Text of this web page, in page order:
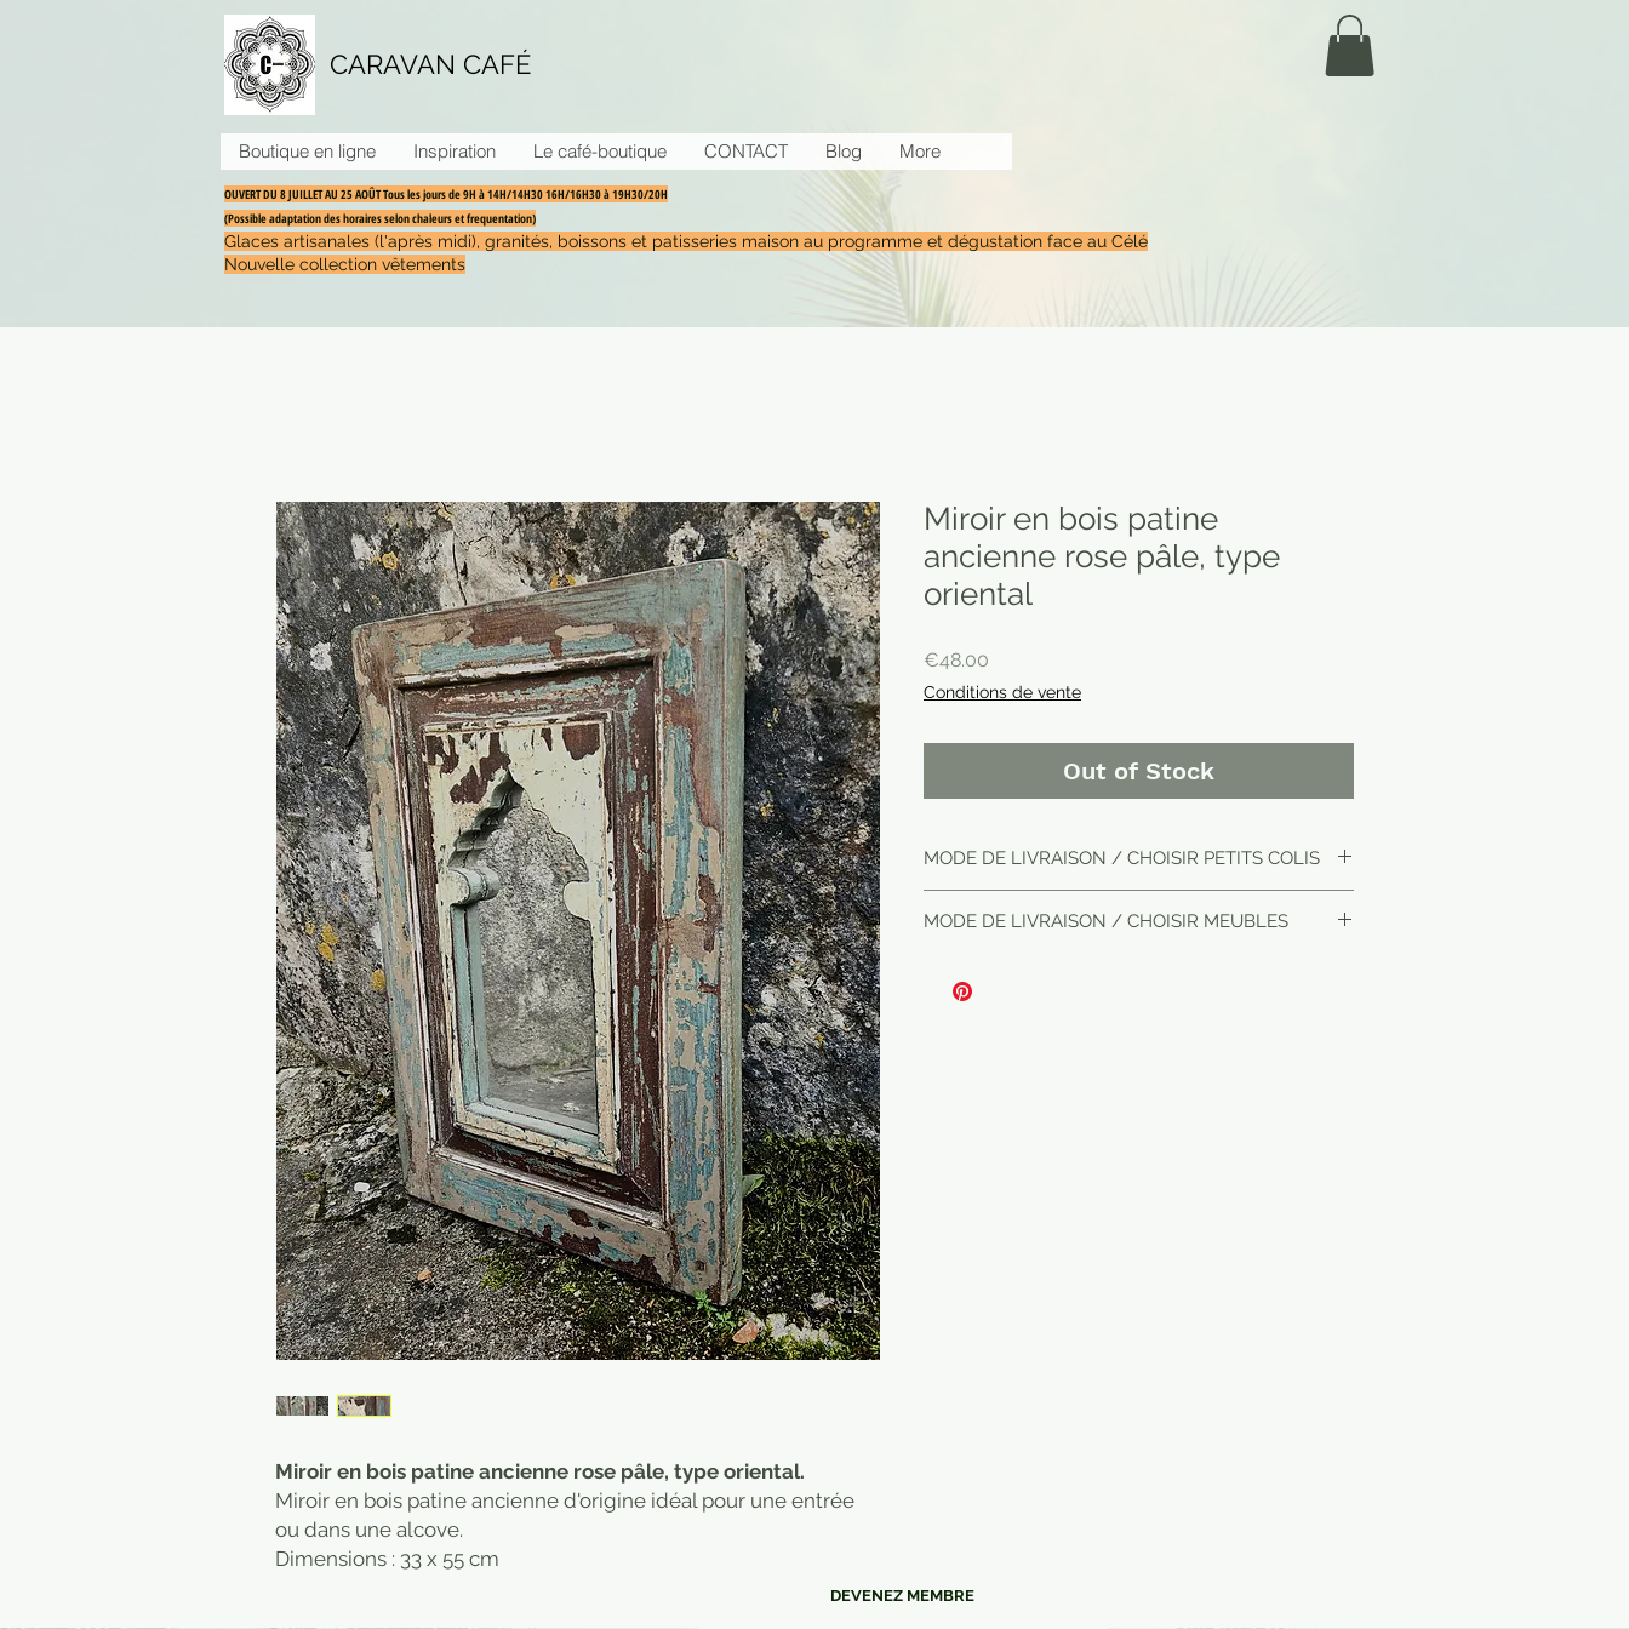
CARAVAN CAFÉ
Boutique en ligne Inspiration Le café-boutique CONTACT Blog More
OUVERT DU 8 JUILLET AU 25 AOÛT Tous les jours de 9H à 14H/14H30 16H/16H30 à 19H30/20H
(Possible adaptation des horaires selon chaleurs et frequentation)
Glaces artisanales (l'après midi), granités, boissons et patisseries maison au programme et dégustation face au Célé
Nouvelle collection vêtements
Miroir en bois patine ancienne rose pâle, type oriental.
Miroir en bois patine ancienne d'origine idéal pour une entrée
ou dans une alcove.
Dimensions : 33 x 55 cm
Miroir en bois patine
ancienne rose pâle, type
oriental
€48.00
Conditions de vente
Out of Stock
MODE DE LIVRAISON / CHOISIR PETITS COLIS
MODE DE LIVRAISON / CHOISIR MEUBLES
DEVENEZ MEMBRE